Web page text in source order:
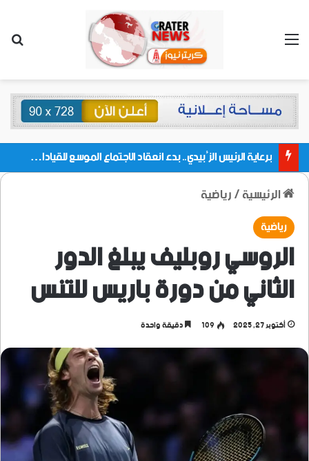
القائمة
برعاية الرئيس الزُبيدي.. بدء انعقاد الاجتماع الموسع للقيادات المحلية بالعاصمة ولمديريات وكتل مجلس العموم ومنسقيات الجامعة بالعاصمة عدن
الرئيسية/رياضية
رياضية
الروسي روبليف يبلغ الدور
الثاني من دورة باريس للتنس
أكتوبر 27, 2025 109 دقيقة واحدة